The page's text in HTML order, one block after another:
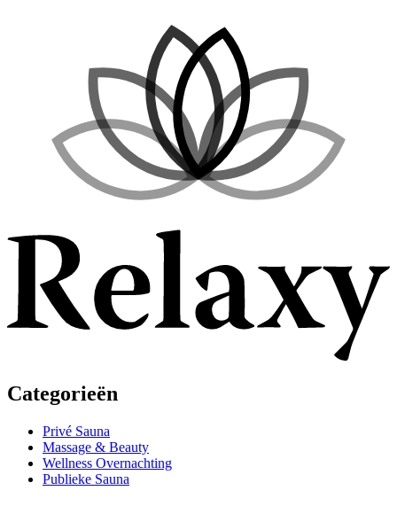
Categorieën
Privé Sauna
Massage & Beauty
Wellness Overnachting
Publieke Sauna